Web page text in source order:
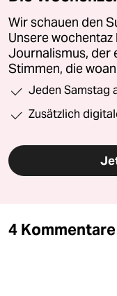
Wir schauen den
Unsere
Journalismus, der
Stimmen, die
Jeden Samstag
Zusätzlich
4 Kommentare